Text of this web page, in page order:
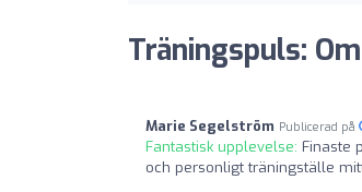
Träningspuls:
Marie Segelström Publicerad på
Fantastisk upplevelse: Finaste
och personligt träningställe